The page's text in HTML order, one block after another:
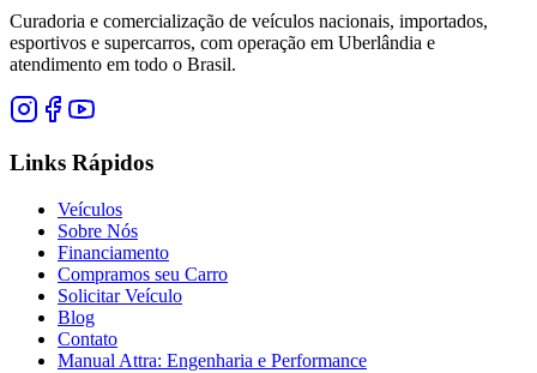
Curadoria e comercialização de veículos nacionais, importados,
esportivos e supercarros, com operação em Uberlândia e
atendimento em todo o Brasil.
Links Rápidos
Veículos
Sobre Nós
Financiamento
Compramos seu Carro
Solicitar Veículo
Blog
Contato
Manual Attra: Engenharia e Performance